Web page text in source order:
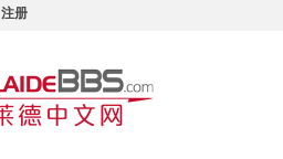
注册